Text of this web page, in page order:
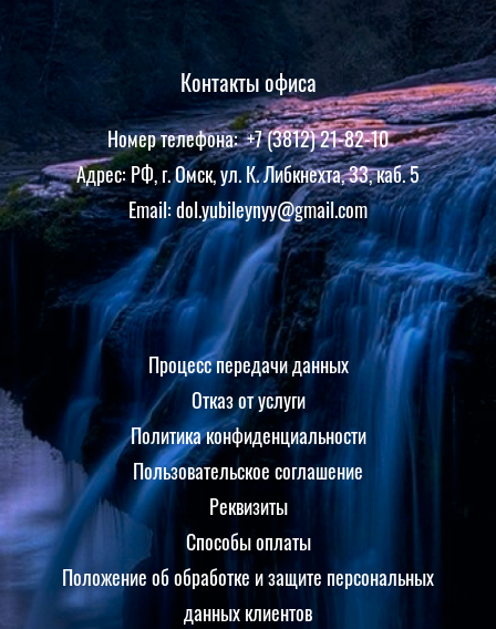
Контакты офиса
Номер телефона: +7 (3812) 21-82-10
Адрес: РФ, г. Омск, ул. К. Либкнехта, 33, каб. 5
Email:dol.yubileynyy@gmail.com
Процесс передачи данных
Отказ от услуги
Политика конфиденциальности
Пользовательское соглашение
Реквизиты
Способы оплаты
Положение об обработке и защите персональных
данных клиентов